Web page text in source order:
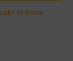
et Social